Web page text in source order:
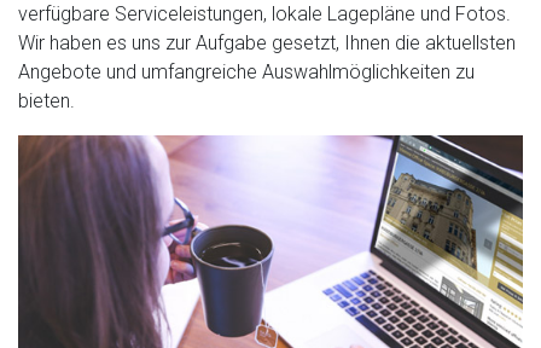
verfügbare Serviceleistungen, lokale Lagepläne und Fotos.
Wir haben es uns zur Aufgabe gesetzt, Ihnen die aktuellsten
Angebote und umfangreiche Auswahlmöglichkeiten zu
bieten.